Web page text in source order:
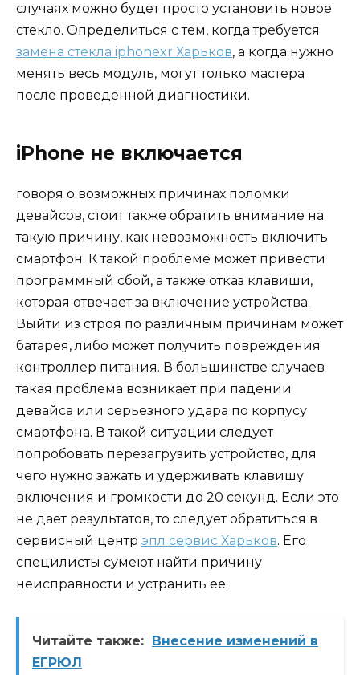
случаях можно будет просто установить новое
стекло. Определиться с тем, когда требуется
замена стекла iphonexr Харьков, а когда нужно
менять весь модуль, могут только мастера
после проведенной диагностики.
iPhone не включается
говоря о возможных причинах поломки
девайсов, стоит также обратить внимание на
такую причину, как невозможность включить
смартфон. К такой проблеме может привести
программный сбой, а также отказ клавиши,
которая отвечает за включение устройства.
Выйти из строя по различным причинам может
батарея, либо может получить повреждения
контроллер питания. В большинстве случаев
такая проблема возникает при падении
девайса или серьезного удара по корпусу
смартфона. В такой ситуации следует
попробовать перезагрузить устройство, для
чего нужно зажать и удерживать клавишу
включения и громкости до 20 секунд. Если это
не дает результатов, то следует обратиться в
сервисный центр эпл сервис Харьков. Его
специлисты сумеют найти причину
неисправности и устранить ее.
Читайте также: Внесение изменений в
ЕГРЮЛ